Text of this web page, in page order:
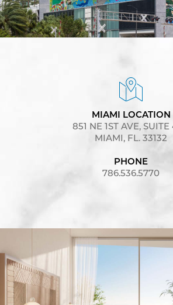
MIAMI LOCATION
851 NE 1ST AVE,
MIAMI, FL. 33132
PHONE
786.536.5770